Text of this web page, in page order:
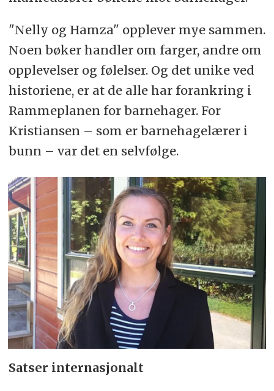
"Nelly og Hamza" opplever mye sammen.
Noen bøker handler om farger, andre om
opplevelser og følelser. Og det unike ved
historiene, er at de alle har forankring i
Rammeplanen for barnehager. For
Kristiansen – som er barnehagelærer i
bunn – var det en selvfølge.
Satser internasjonalt